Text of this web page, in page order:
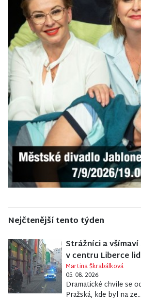
Nejčtenější tento týden
Strážníci a
v centru Liberce
Martina Škrabálková
05. 08. 2026
Dramatické chvíle se
Pražská, kde byl na ze...